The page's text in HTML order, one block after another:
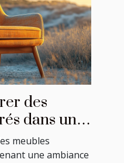
des
dans une
?
meubles
une ambiance